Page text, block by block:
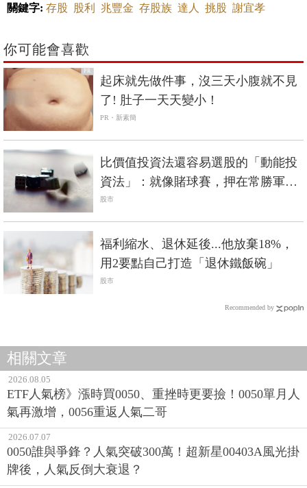
關鍵字: 存股 股利 兆豐金 存股族 達人 挑股 謝宜孝
你可能會喜歡
PR
起床就先做件事，沒三天小腹就不見
了! 肚子一天天變小！
PR・新素簡
比價值投資法還容易選股的「動能投
資法」：就像賭球賽，押在常勝軍就
會賺錢
股市
福利縮水、退休延後...他放棄18%，
用2要點自己打造「退休鐵飯碗」
股市
Recommended by
相關文章
2026.08.05
ETF人氣榜》漲時買0050、重挫時更要撿！0050單月人
氣再激增，0056重返人氣二哥
2026.07.07
0050誰與爭鋒？人氣突破300萬！超新星00403A風光掛
牌後，人氣反倒大衰退？